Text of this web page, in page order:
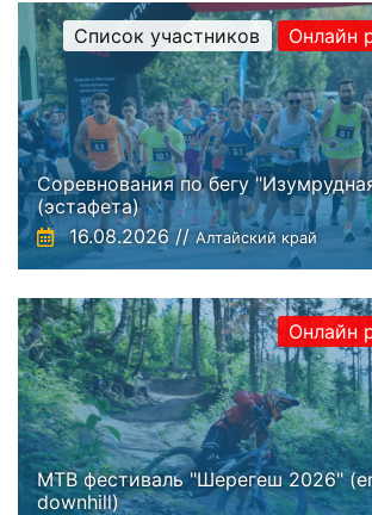
Соревнования по бегу
(эстафета)
16.08.2026 //Алтайский край
Список участников Онлайн
MTB фестиваль "Шерегеш 2026"
downhill)
Онлайн